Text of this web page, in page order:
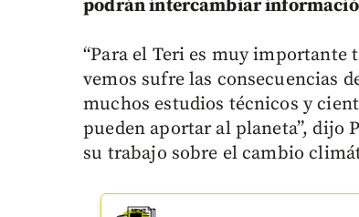
podrán intercambiar
“Para el Teri es muy importante
vemos sufre las consecuencias
muchos estudios técnicos y
pueden aportar al planeta”, dijo
su trabajo sobre el cambio